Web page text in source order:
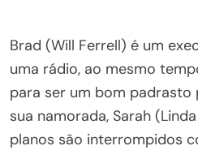
Brad (Will Ferrell) é um
uma rádio, ao mesmo
para ser um bom padrasto
sua namorada, Sarah
planos são interrompidos